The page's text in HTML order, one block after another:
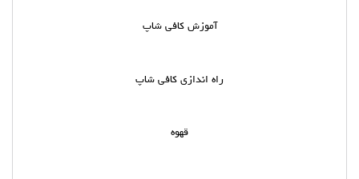
آموزش کافی شاپ
راه اندازی کافی شاپ
قهوه